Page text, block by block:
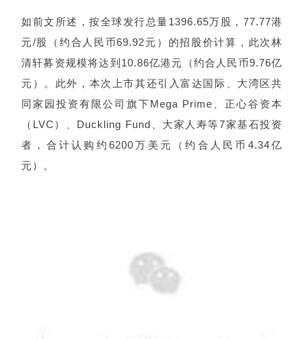
如前文所述，按全球发行总量1396.65万股，77.77港
元/股（约合人民币69.92元）的招股价计算，此次林
清轩募资规模将达到10.86亿港元（约合人民币9.76亿
元）。此外，本次上市其还引入富达国际、大湾区共
同家园投资有限公司旗下Mega Prime、 正心谷资本
（LVC）、Duckling Fund、大家人寿等7家基石投资
者，合计认购约6200万美元（约合人民币4.34亿
元）。